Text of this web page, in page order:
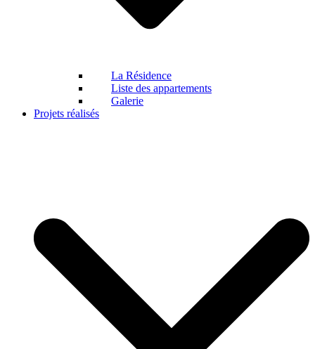
La Résidence
Liste des appartements
Galerie
Projets réalisés